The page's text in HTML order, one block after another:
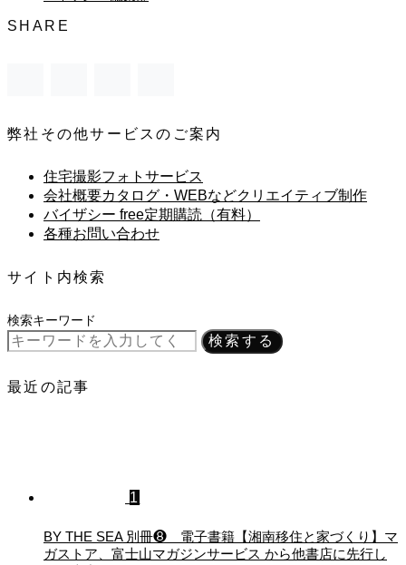
SHARE
弊社その他サービスのご案内
住宅撮影フォトサービス
会社概要カタログ・WEBなどクリエイティブ制作
バイザシー free定期購読（有料）
各種お問い合わせ
サイト内検索
検索キーワード
検索する
最近の記事
1
BY THE SEA 別冊❽ 電子書籍【湘南移住と家づくり】マ
ガストア、富士山マガジンサービス から他書店に先行し